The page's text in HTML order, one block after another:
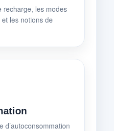
recharge, les modes
les notions de
d’autoconsommation